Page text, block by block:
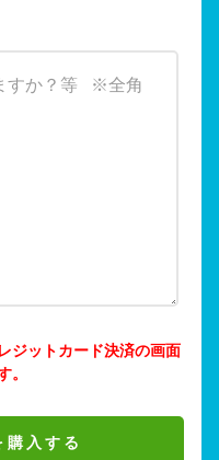
ジットカード決済の画面
購入する